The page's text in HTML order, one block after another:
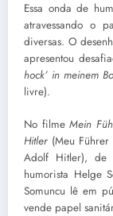
Essa onda de
atravessando o
diversas. O
apresentou
hock’ in meinem
livre).
No filme Mein
Hitler (Meu
Adolf Hitler), de
humorista Helge
Somuncu lê em
vende papel